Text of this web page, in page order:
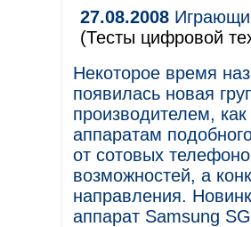
27.08.2008
(Тесты цифровой
Некоторое время
появилась новая
производителем,
аппаратам
от сотовых
возможностей, а
направления.
аппарат Samsung